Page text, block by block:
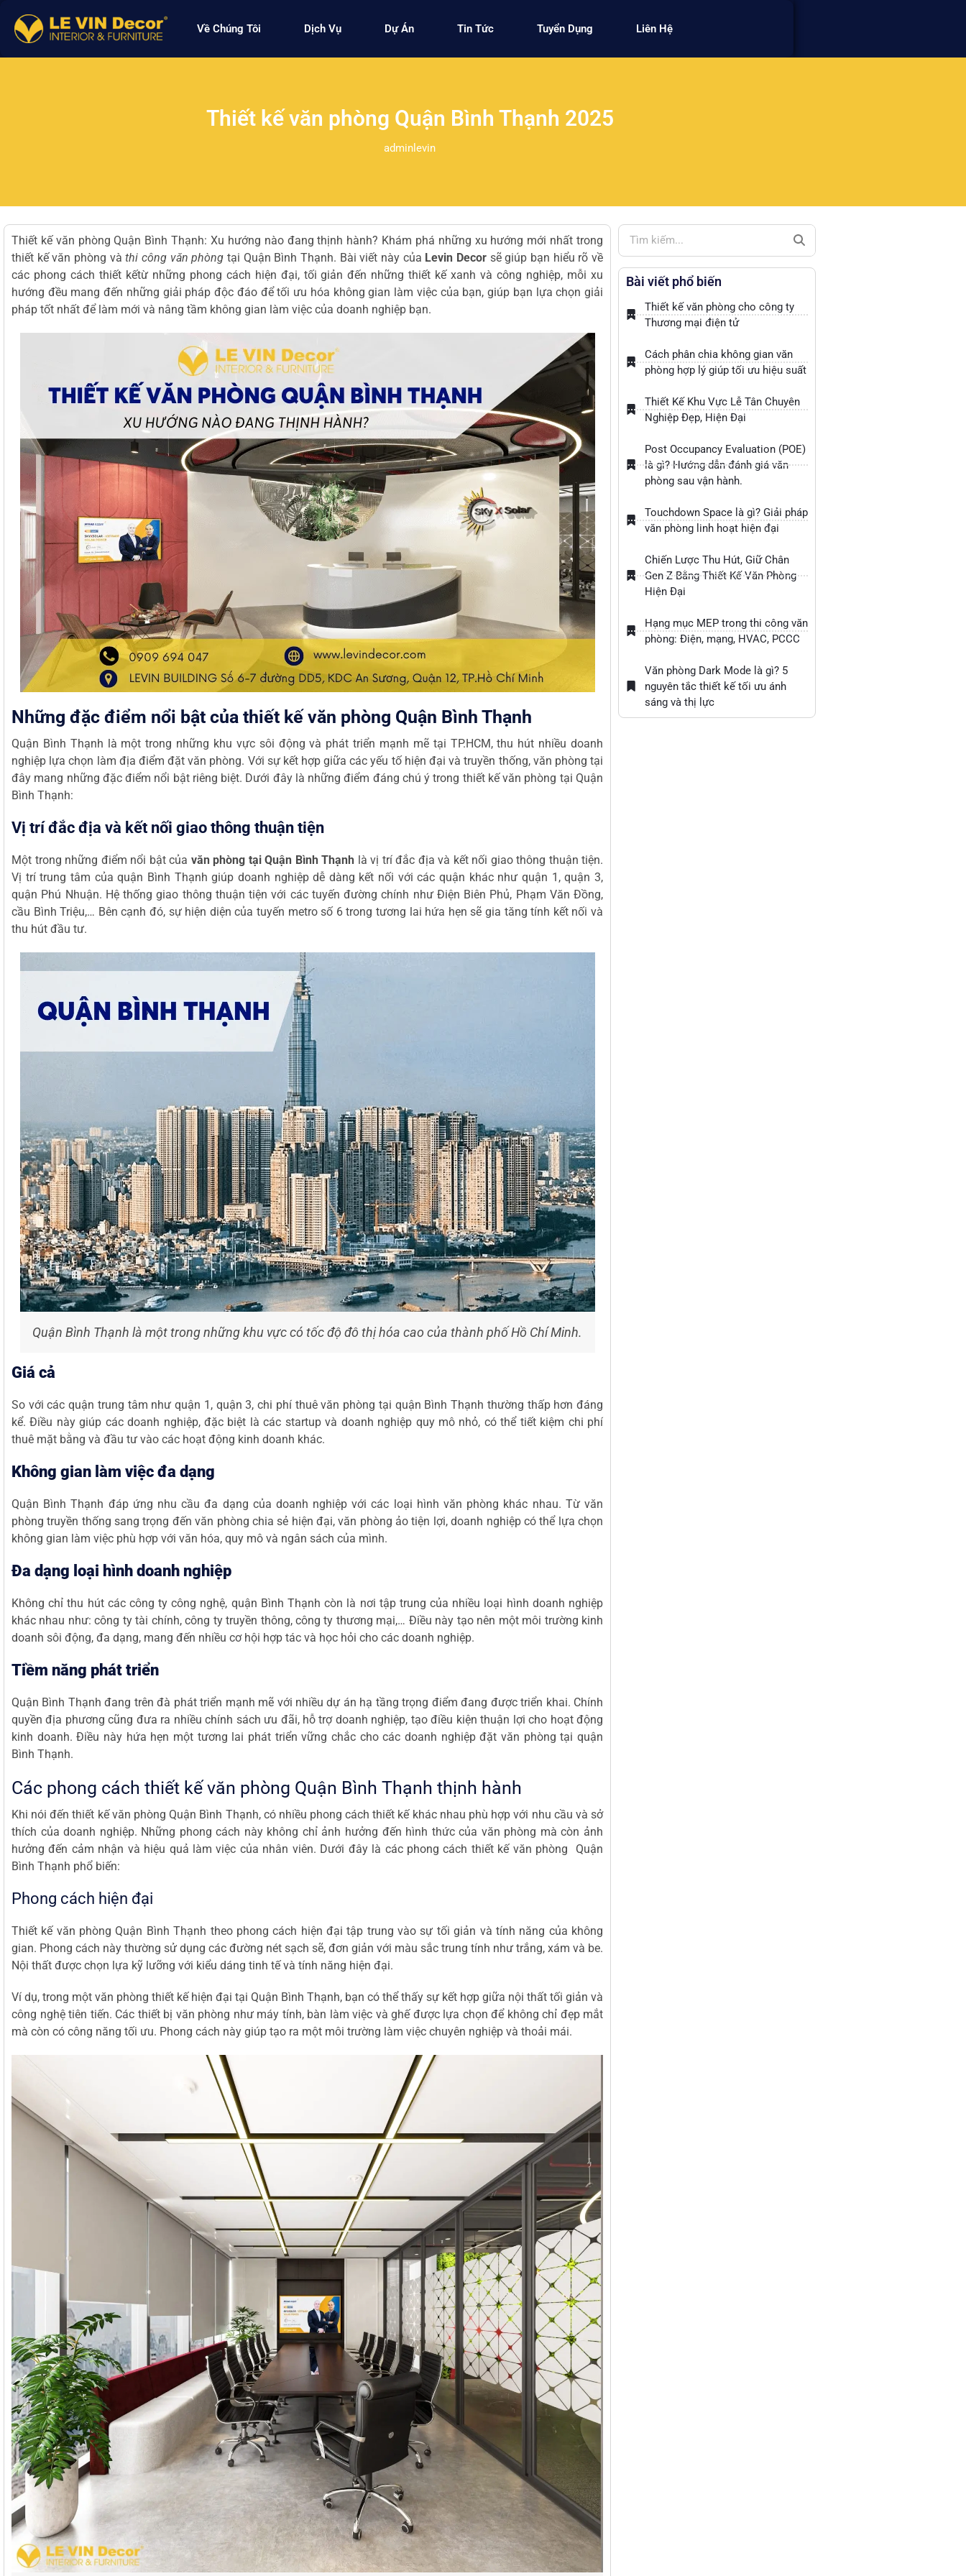
Về Chúng Tôi Dịch Vụ Dự Án Tin Tức Tuyển Dụng Liên Hệ
Thiết kế văn phòng Quận Bình Thạnh 2025
adminlevin
Thiết kế văn phòng Quận Bình Thạnh: Xu hướng nào đang thịnh hành? Khám phá những xu hướng mới nhất trong
thiết kế văn phòng vàthi công văn phòng tại Quận Bình Thạnh. Bài viết này của Levin Decor sẽ giúp bạn hiểu rõ về
các phong cách thiết kếtừ những phong cách hiện đại, tối giản đến những thiết kế xanh và công nghiệp, mỗi xu
hướng đều mang đến những giải pháp độc đáo để tối ưu hóa không gian làm việc của bạn, giúp bạn lựa chọn giải
pháp tốt nhất để làm mới và nâng tầm không gian làm việc của doanh nghiệp bạn.
Những đặc điểm nổi bật của thiết kế văn phòng Quận Bình Thạnh
Quận Bình Thạnh là một trong những khu vực sôi động và phát triển mạnh mẽ tại TP.HCM, thu hút nhiều doanh
nghiệp lựa chọn làm địa điểm đặt văn phòng. Với sự kết hợp giữa các yếu tố hiện đại và truyền thống, văn phòng tại
đây mang những đặc điểm nổi bật riêng biệt. Dưới đây là những điểm đáng chú ý trong thiết kế văn phòng tại Quận
Bình Thạnh:
Vị trí đắc địa và kết nối giao thông thuận tiện
Một trong những điểm nổi bật của văn phòng tại Quận Bình Thạnh là vị trí đắc địa và kết nối giao thông thuận tiện.
Vị trí trung tâm của quận Bình Thạnh giúp doanh nghiệp dễ dàng kết nối với các quận khác như quận 1, quận 3,
quận Phú Nhuận. Hệ thống giao thông thuận tiện với các tuyến đường chính như Điện Biên Phủ, Phạm Văn Đồng,
cầu Bình Triệu,… Bên cạnh đó, sự hiện diện của tuyến metro số 6 trong tương lai hứa hẹn sẽ gia tăng tính kết nối và
thu hút đầu tư.
Quận Bình Thạnh là một trong những khu vực có tốc độ đô thị hóa cao của thành phố Hồ Chí Minh.
Giá cả
So với các quận trung tâm như quận 1, quận 3, chi phí thuê văn phòng tại quận Bình Thạnh thường thấp hơn đáng
kể. Điều này giúp các doanh nghiệp, đặc biệt là các startup và doanh nghiệp quy mô nhỏ, có thể tiết kiệm chi phí
thuê mặt bằng và đầu tư vào các hoạt động kinh doanh khác.
Không gian làm việc đa dạng
Quận Bình Thạnh đáp ứng nhu cầu đa dạng của doanh nghiệp với các loại hình văn phòng khác nhau. Từ văn
phòng truyền thống sang trọng đến văn phòng chia sẻ hiện đại, văn phòng ảo tiện lợi, doanh nghiệp có thể lựa chọn
không gian làm việc phù hợp với văn hóa, quy mô và ngân sách của mình.
Đa dạng loại hình doanh nghiệp
Không chỉ thu hút các công ty công nghệ, quận Bình Thạnh còn là nơi tập trung của nhiều loại hình doanh nghiệp
khác nhau như: công ty tài chính, công ty truyền thông, công ty thương mại,… Điều này tạo nên một môi trường kinh
doanh sôi động, đa dạng, mang đến nhiều cơ hội hợp tác và học hỏi cho các doanh nghiệp.
Tiềm năng phát triển
Quận Bình Thạnh đang trên đà phát triển mạnh mẽ với nhiều dự án hạ tầng trọng điểm đang được triển khai. Chính
quyền địa phương cũng đưa ra nhiều chính sách ưu đãi, hỗ trợ doanh nghiệp, tạo điều kiện thuận lợi cho hoạt động
kinh doanh. Điều này hứa hẹn một tương lai phát triển vững chắc cho các doanh nghiệp đặt văn phòng tại quận
Bình Thạnh.
Các phong cách thiết kế văn phòng Quận Bình Thạnh thịnh hành
Khi nói đến thiết kế văn phòng Quận Bình Thạnh, có nhiều phong cách thiết kế khác nhau phù hợp với nhu cầu và sở
thích của doanh nghiệp. Những phong cách này không chỉ ảnh hưởng đến hình thức của văn phòng mà còn ảnh
hưởng đến cảm nhận và hiệu quả làm việc của nhân viên. Dưới đây là các phong cách thiết kế văn phòng Quận
Bình Thạnh phổ biến:
Phong cách hiện đại
Thiết kế văn phòng Quận Bình Thạnh theo phong cách hiện đại tập trung vào sự tối giản và tính năng của không
gian. Phong cách này thường sử dụng các đường nét sạch sẽ, đơn giản với màu sắc trung tính như trắng, xám và be.
Nội thất được chọn lựa kỹ lưỡng với kiểu dáng tinh tế và tính năng hiện đại.
Ví dụ, trong một văn phòng thiết kế hiện đại tại Quận Bình Thạnh, bạn có thể thấy sự kết hợp giữa nội thất tối giản và
công nghệ tiên tiến. Các thiết bị văn phòng như máy tính, bàn làm việc và ghế được lựa chọn để không chỉ đẹp mắt
mà còn có công năng tối ưu. Phong cách này giúp tạo ra một môi trường làm việc chuyên nghiệp và thoải mái.
Bài viết phổ biến
Thiết kế văn phòng cho công ty
Thương mại điện tử
Cách phân chia không gian văn
phòng hợp lý giúp tối ưu hiệu suất
Thiết Kế Khu Vực Lễ Tân Chuyên
Nghiệp Đẹp, Hiện Đại
Post Occupancy Evaluation (POE)
là gì? Hướng dẫn đánh giá văn
phòng sau vận hành.
Touchdown Space là gì? Giải pháp
văn phòng linh hoạt hiện đại
Chiến Lược Thu Hút, Giữ Chân
Gen Z Bằng Thiết Kế Văn Phòng
Hiện Đại
Hạng mục MEP trong thi công văn
phòng: Điện, mạng, HVAC, PCCC
Văn phòng Dark Mode là gì? 5
nguyên tắc thiết kế tối ưu ánh
sáng và thị lực